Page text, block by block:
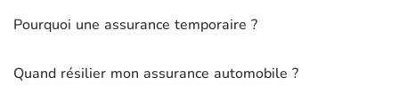
Pourquoi une assurance temporaire ?
Quand résilier mon assurance automobile ?